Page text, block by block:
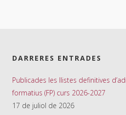
DARRERES ENTRADES
Publicades les llistes definitives
formatius (FP) curs 2026-2027
17 de juliol de 2026